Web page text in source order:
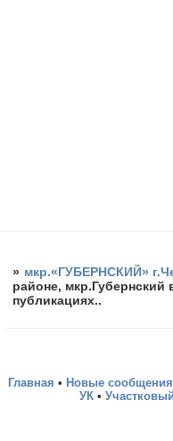
» мкр.«ГУБЕРНСКИЙ»
районе, мкр.Губернский
публикациях..
Главная • Новые сообщения
УК • Участковый